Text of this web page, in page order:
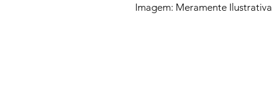
Imagem: Meramente Ilustrativa